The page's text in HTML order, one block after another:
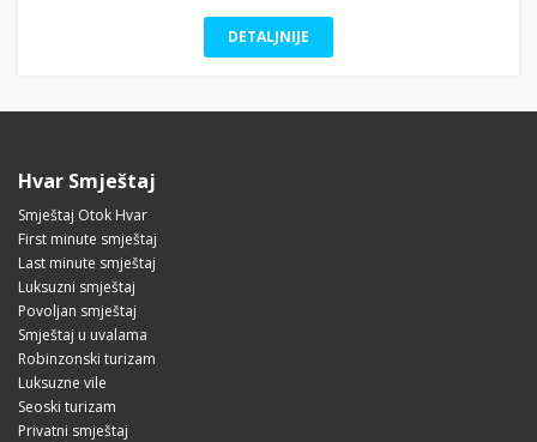
DETALJNIJE
Hvar Smještaj
Smještaj Otok Hvar
First minute smještaj
Last minute smještaj
Luksuzni smještaj
Povoljan smještaj
Smještaj u uvalama
Robinzonski turizam
Luksuzne vile
Seoski turizam
Privatni smještaj